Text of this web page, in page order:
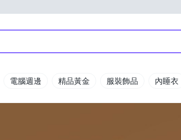
電腦週邊 精品黃金 服裝飾品 內睡衣